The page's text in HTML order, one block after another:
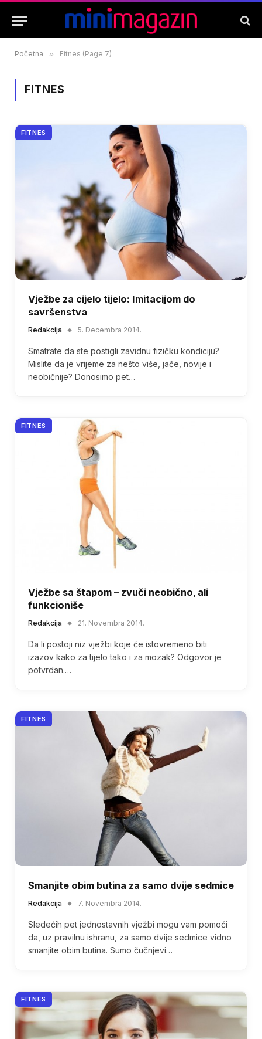
Početna » Fitnes (Page 7)
FITNES
FITNES
Vježbe za cijelo tijelo: Imitacijom do
savršenstva
Redakcija 5. Decembra 2014.
Smatrate da ste postigli zavidnu fizičku kondiciju?
Mislite da je vrijeme za nešto više, jače, novije i
neobičnije? Donosimo pet…
FITNES
Vježbe sa štapom – zvuči neobično, ali
funkcioniše
Redakcija 21. Novembra 2014.
Da li postoji niz vježbi koje će istovremeno biti
izazov kako za tijelo tako i za mozak? Odgovor je
potvrdan.…
FITNES
Smanjite obim butina za samo dvije sedmice
Redakcija 7. Novembra 2014.
Sledećih pet jednostavnih vježbi mogu vam pomoći
da, uz pravilnu ishranu, za samo dvije sedmice vidno
smanjite obim butina. Sumo čučnjevi…
FITNES